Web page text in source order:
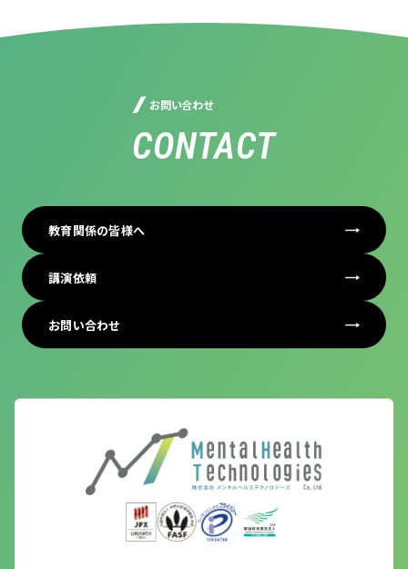
お問い合わせ
CONTACT
教育関係の皆様へ
講演依頼
お問い合わせ